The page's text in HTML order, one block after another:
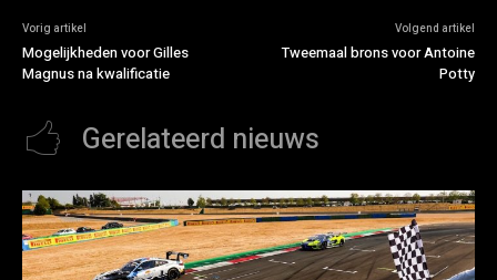
Vorig artikel
Mogelijkheden voor Gilles
Magnus na kwalificatie
Volgend artikel
Tweemaal brons voor Antoine
Potty
Gerelateerd nieuws